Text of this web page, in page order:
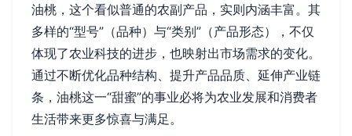
油桃，这个看似普通的农副产品，实则内涵丰富。其
多样的“型号”（品种）与“类别”（产品形态），不仅
体现了农业科技的进步，也映射出市场需求的变化。
通过不断优化品种结构、提升产品品质、延伸产业链
条，油桃这一“甜蜜”的事业必将为农业发展和消费者
生活带来更多惊喜与满足。